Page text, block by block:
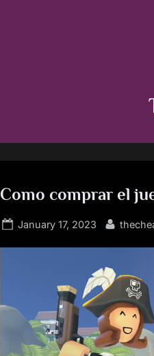
Como comprar el
Posted
January 17, 2023 By